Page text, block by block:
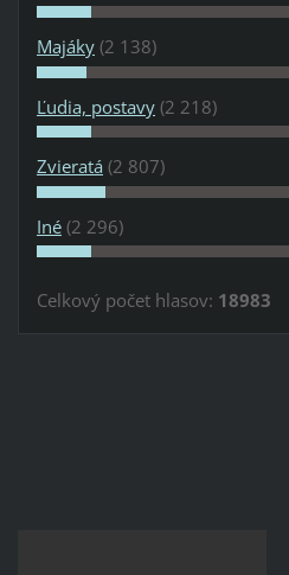
Majáky (2 138)
Ľudia, postavy (2 218)
Zvieratá (2 807)
Iné (2 296)
Celkový počet hlasov: 18983